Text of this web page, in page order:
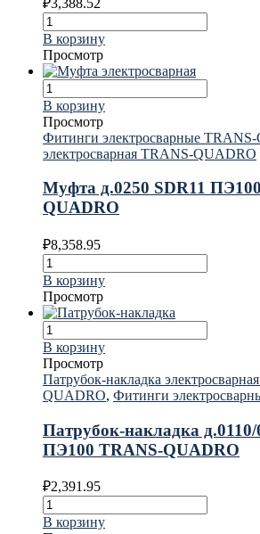
В корзину
Просмотр
В корзину
Просмотр
Фитинги электросварные
электросварная TRANS-QUADRO
Муфта д.0250 SDR11
QUADRO
₽8,358.95
В корзину
Просмотр
В корзину
Просмотр
Патрубок-накладка
QUADRO, Фитинги
Патрубок-накладка д.0110/
ПЭ100 TRANS-QUADRO
₽2,391.95
В корзину